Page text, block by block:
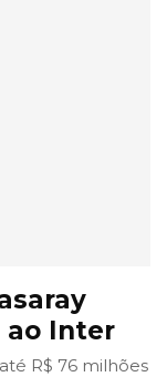
ao Inter
R$ 76 milhões